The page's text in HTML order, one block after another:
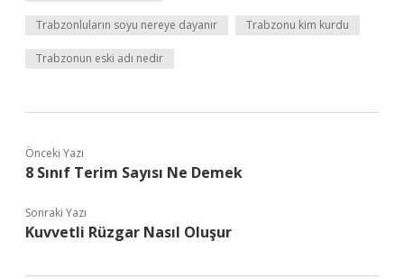
Trabzonluların soyu nereye dayanır Trabzonu kim kurdu
Trabzonun eski adı nedir
Önceki Yazı
8 Sınıf Terim Sayısı Ne Demek
Sonraki Yazı
Kuvvetli Rüzgar Nasıl Oluşur